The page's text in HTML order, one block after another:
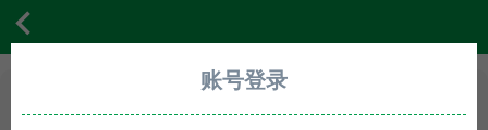
展会 资讯
首页
登录
账户登录
账号登录